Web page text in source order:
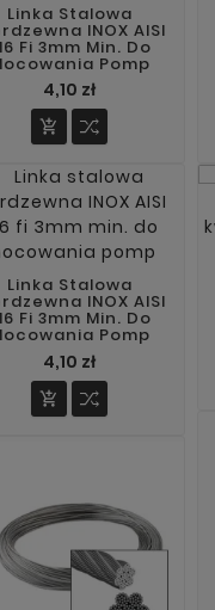
Linka Stalowa
INOX AISI
Fi 3mm Min. Do
Pomp
4,10 zł

Linka Stalowa
INOX AISI
Fi 3mm Min. Do
Pomp
4,10 złCena
